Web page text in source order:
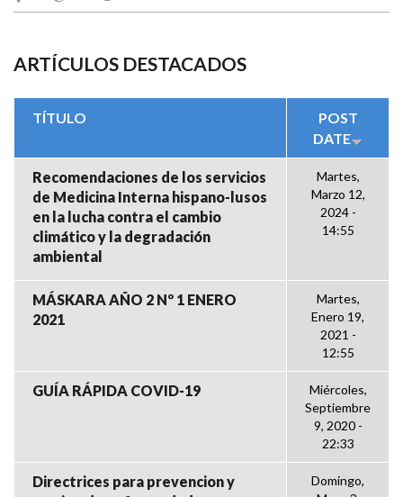
ARTÍCULOS DESTACADOS
TÍTULO
POST
DATE
Recomendaciones de los servicios
de Medicina Interna hispano-lusos
en la lucha contra el cambio
climático y la degradación
ambiental
Martes,
Marzo 12,
2024 -
14:55
MÁSKARA AÑO 2 Nº 1 ENERO
2021
Martes,
Enero 19,
2021 -
12:55
GUÍA RÁPIDA COVID-19
Miércoles,
Septiembre
9, 2020 -
22:33
Directrices para prevencion y
Domingo,